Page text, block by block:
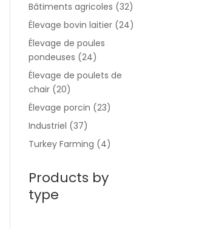
Bâtiments agricoles (32)
Élevage bovin laitier (24)
Élevage de poules
pondeuses (24)
Élevage de poulets de
chair (20)
Élevage porcin (23)
Industriel (37)
Turkey Farming (4)
Products by
type